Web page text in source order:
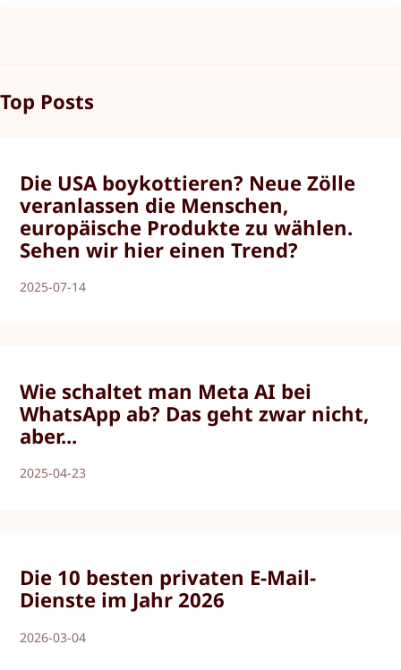
Top Posts
Die USA boykottieren? Neue Zölle
veranlassen die Menschen,
europäische Produkte zu wählen.
Sehen wir hier einen Trend?
2025-07-14
Wie schaltet man Meta AI bei
WhatsApp ab? Das geht zwar nicht,
aber...
2025-04-23
Die 10 besten privaten E-Mail-
Dienste im Jahr 2026
2026-03-04